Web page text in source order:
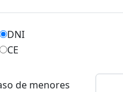
DNI
CE
de menores